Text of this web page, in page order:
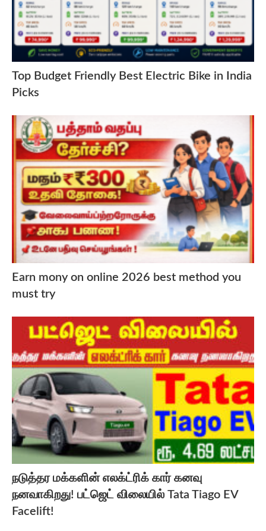
Top Budget Friendly Best Electric Bike in India
Picks
Earn mony on online 2026 best method you
must try
நடுத்தர மக்களின் எலக்ட்ரிக் கார் கனவு
நனவாகிறது! பட்ஜெட் விலையில் Tata Tiago EV
Facelift!